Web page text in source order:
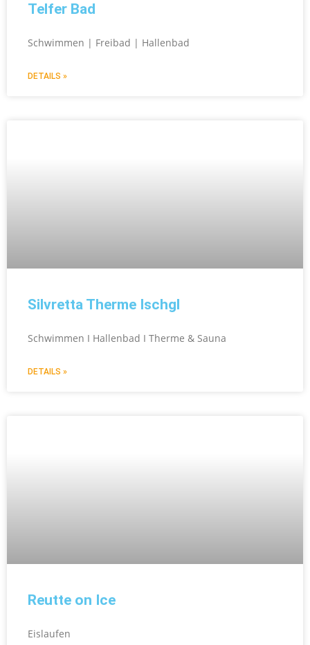
Telfer Bad
Schwimmen | Freibad | Hallenbad
DETAILS »
Silvretta Therme Ischgl
Schwimmen I Hallenbad I Therme & Sauna
DETAILS »
Reutte on Ice
Eislaufen